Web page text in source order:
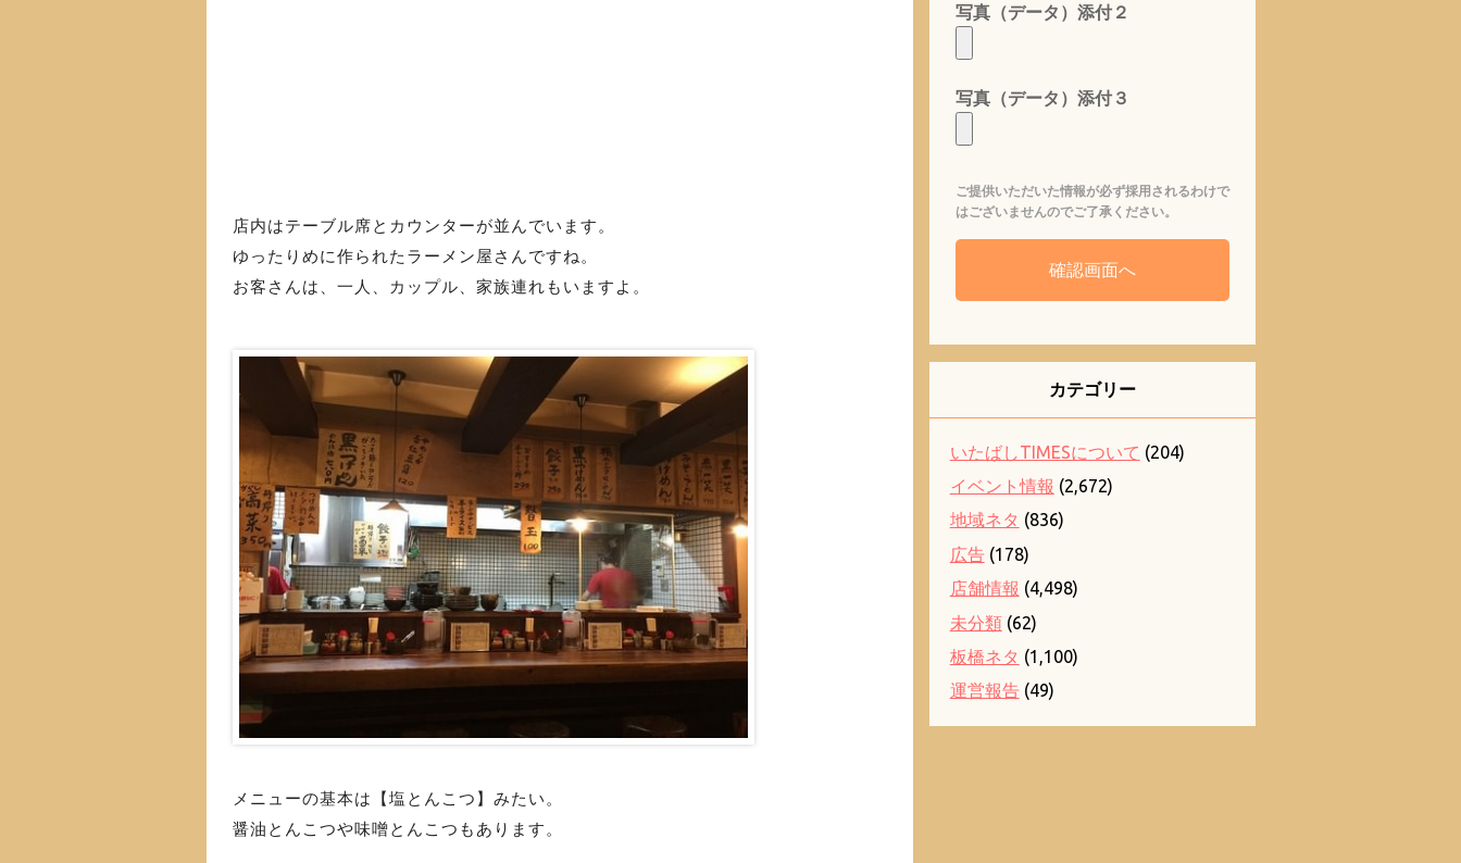
店内はテーブル席とカウンターが並んでいます。
ゆったりめに作られたラーメン屋さんですね。
お客さんは、一人、カップル、家族連れもいますよ。
メニューの基本は【塩とんこつ】みたい。
醤油とんこつや味噌とんこつもあります。
写真（データ）添付２
写真（データ）添付３
ご提供いただいた情報が必ず採用されるわけで
はございませんのでご了承ください。
カテゴリー
いたばしTIMESについて (204)
イベント情報 (2,672)
地域ネタ (836)
広告(178)
店舗情報 (4,498)
未分類(62)
板橋ネタ (1,100)
運営報告(49)